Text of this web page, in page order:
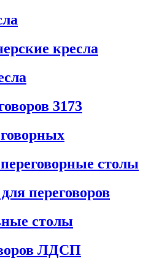
кресла
3173
столы
переговоров
столы
ЛДСП